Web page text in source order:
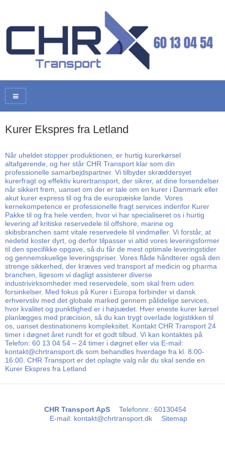
Kurer Ekspres fra Letland
Når uheldet stopper produktionen, er hurtig kurerkørsel
altafgørende, og her står CHR Transport klar som din
professionelle samarbejdspartner. Vi tilbyder skræddersyet
kurerfragt og effektiv kurertransport, der sikrer, at dine forsendelser
når sikkert frem, uanset om der er tale om en kurer i Danmark eller
akut kurer express til og fra de europæiske lande. Vores
kernekompetence er professionelle fragt services indenfor Kurer
Pakke til og fra hele verden, hvor vi har specialiseret os i hurtig
levering af kritiske reservedele til offshore, marine og
skibsbranchen samt vitale reservedele til vindmøller. Vi forstår, at
nedetid koster dyrt, og derfor tilpasser vi altid vores leveringsformer
til den specifikke opgave, så du får de mest optimale leveringstider
og gennemskuelige leveringspriser. Vores flåde håndterer også den
strenge sikkerhed, der kræves ved transport af medicin og pharma
branchen, ligesom vi dagligt assisterer diverse
industrivirksomheder med reservedele, som skal frem uden
forsinkelser. Med fokus på Kurer i Europa forbinder vi dansk
erhvervsliv med det globale marked gennem pålidelige services,
hvor kvalitet og punktlighed er i højsædet. Hver eneste kurer kørsel
planlægges med præcision, så du kan trygt overlade logistikken til
os, uanset destinationens kompleksitet. Kontakt CHR Transport 24
timer i døgnet året rundt for et godt tilbud. Vi kan kontaktes på
Telefon: 60 13 04 54 – 24 timer i døgnet eller via E-mail:
kontakt@chrtransport.dk som behandles hverdage fra kl. 8:00-
16:00. CHR Transport er det oplagte valg når du skal sende en
Kurer Ekspres fra Letland
CHR Transport ApS Telefonnr.: 60130454
E-mail: kontakt@chrtransport.dk Sitemap